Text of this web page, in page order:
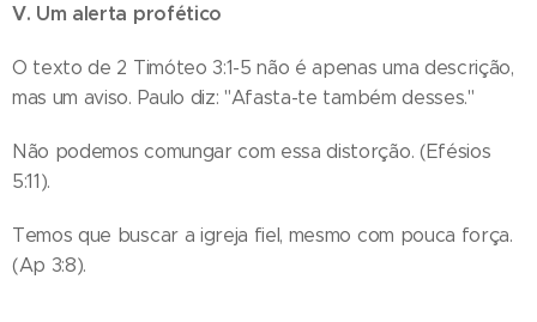
V. Um alerta profético
O texto de 2 Timóteo 3:1-5 não é apenas uma descrição,
mas um aviso. Paulo diz: "Afasta-te também desses."
Não podemos comungar com essa distorção. (Efésios
5:11).
Temos que buscar a igreja fiel, mesmo com pouca força.
(Ap 3:8).